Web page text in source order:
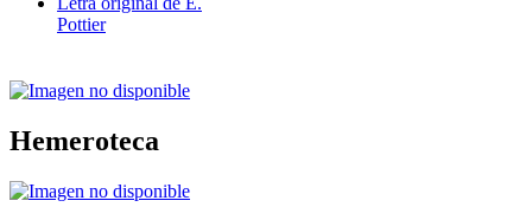
Pottier
Hemeroteca